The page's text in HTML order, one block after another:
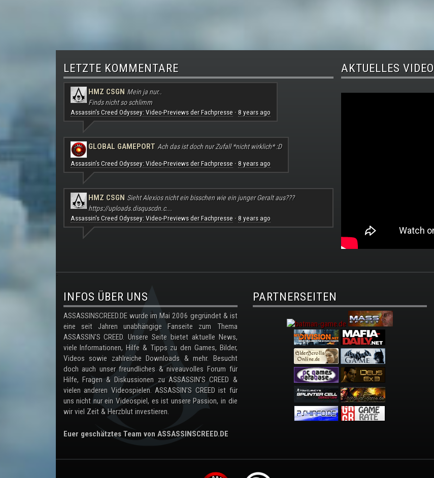
LETZTE KOMMENTARE
HMZ CSGN Mein ja nur..
Finds nicht so schlimm
Assassin's Creed Odyssey: Video-Previews der Fachpresse· 8 years ago
GLOBAL GAMEPORT Ach das ist doch nur Zufall *nicht wirklich* :D
Assassin's Creed Odyssey: Video-Previews der Fachpresse· 8 years ago
HMZ CSGN Sieht Alexios nicht ein bisschen wie ein junger Geralt aus???
https://uploads.disquscdn.c...
Assassin's Creed Odyssey: Video-Previews der Fachpresse· 8 years ago
AKTUELLES VIDEO
.
INFOS ÜBER UNS
ASSASSINSCREED.DE wurde im Mai 2006 gegründet & ist
eine seit Jahren unabhängige Fanseite zum Thema
ASSASSIN'S CREED. Unsere Seite bietet aktuelle News,
viele Informationen, Hilfe & Tipps zu den Games, Bilder,
Videos sowie zahlreiche Downloads & mehr. Besucht
doch auch unser freundliches & niveauvolles Forum für
Hilfe, Fragen & Diskussionen zu ASSASSIN'S CREED &
vielen anderen Videospielen. ASSASSIN'S CREED ist für
uns nicht nur ein Videospiel, es ist unsere Passion, in die
wir viel Zeit & Herzblut investieren.
Euer geschätztes Team von ASSASSINSCREED.DE
PARTNERSEITEN